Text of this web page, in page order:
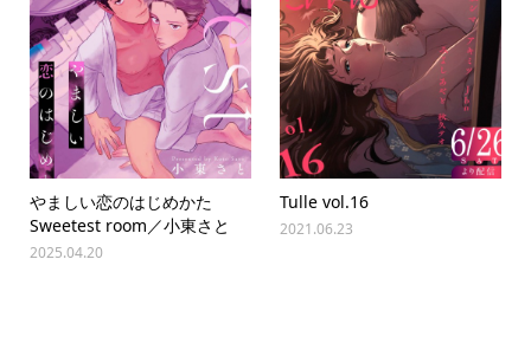
やましい恋のはじめかた
Sweetest room／小東さと
2025.04.20
Tulle vol.16
2021.06.23